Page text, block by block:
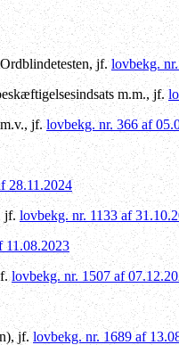
jf.lovbekg.
m.m., jf.
m.v., jf.lovbekg. nr. 366 af
28.11.2024
jf. lovbekg. nr. 1133 af
11.08.2023
lovbekg. nr. 1507 af
jf.lovbekg. nr. 1689 af